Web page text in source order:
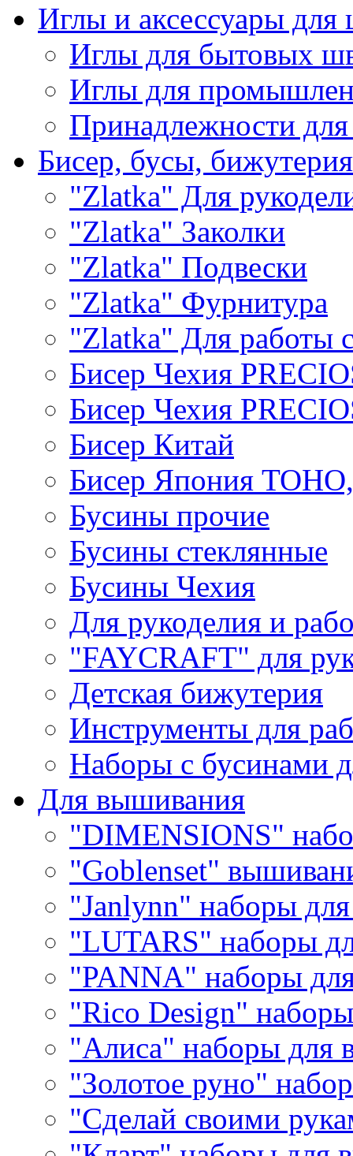
Иглы и аксессуары
Иглы для бытовых
Иглы для
Принадлежности
Бисер, бусы, бижутерия
"Zlatka" Для
"Zlatka" Заколки
"Zlatka" Подвески
"Zlatka" Фурнитура
"Zlatka" Для работы
Бисер Чехия
Бисер Чехия
Бисер Китай
Бисер Япония
Бусины прочие
Бусины стеклянные
Бусины Чехия
Для рукоделия и
"FAYCRAFT" для
Детская бижутерия
Инструменты для
Наборы с бусинами
Для вышивания
"DIMENSIONS"
"Goblenset"
"Janlynn" наборы
"LUTARS" наборы
"PANNA" наборы
"Rico Design"
"Алиса" наборы для
"Золотое руно"
"Сделай своими